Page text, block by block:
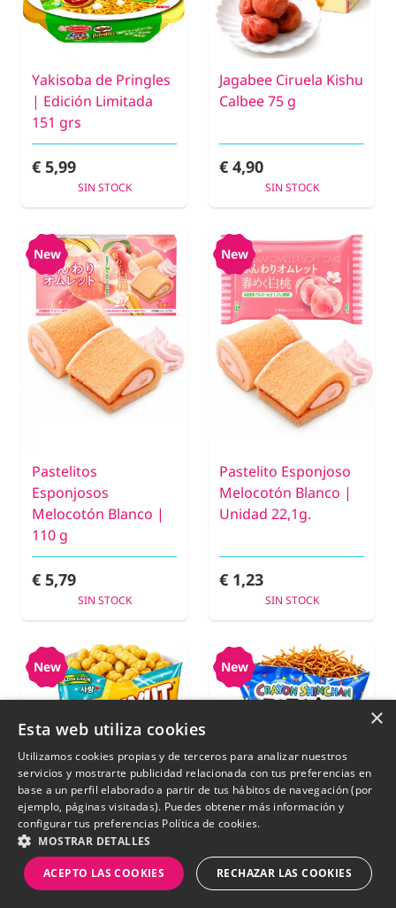
Yakisoba de Pringles
| Edición Limitada
151 grs
€ 5,99
SIN STOCK
Jagabee Ciruela Kishu
Calbee 75 g
€ 4,90
SIN STOCK
New
Pastelitos
Esponjosos
Melocotón Blanco |
110 g
€ 5,79
SIN STOCK
New
Pastelito Esponjoso
Melocotón Blanco |
Unidad 22,1g.
€ 1,23
SIN STOCK
New
Ganchitos de Maiz
New
Snack Crujiente de
×
Esta web utiliza cookies
Utilizamos cookies propias y de terceros para analizar nuestros
servicios y mostrarte publicidad relacionada con tus preferencias en
base a un perfil elaborado a partir de tus hábitos de navegación (por
ejemplo, páginas visitadas). Puedes obtener más información y
configurar tus preferencias Política de cookies.
MOSTRAR DETALLES
ACEPTO LAS COOKIES RECHAZAR LAS COOKIES